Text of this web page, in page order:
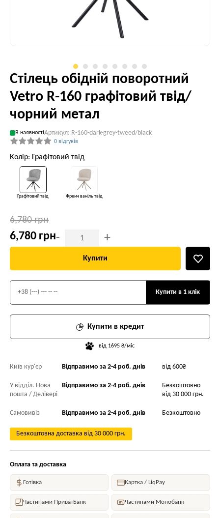
Стілець обідній поворотний
Vetro R-160 графітовий твід/
чорний метал
В наявностіАртикул: R-160-dark-grey-tweed/black
0 відгуків
Колір: Графітовий твід
Графітовий твід Френч ваніль твід
6,780 грн
6,780 грн- +
Купити
Купити в кредит
від 1695 ₴/міс
Купити в 1 клік
Київ кур'єр Відправимо за 2-4 роб. днів від 600₴
У відділ. Нова
пошта / Делівері
Відправимо за 2-4 роб. днів
Безкоштовно
від 30 000 грн.
Самовивіз Відправимо за 2-4 роб. днів Безкоштовно
Безкоштовна доставка від 30 000 грн.
Оплата та доставка
Готівка Картка / LiqPay
Частинами ПриватБанк Частинами Монобанк